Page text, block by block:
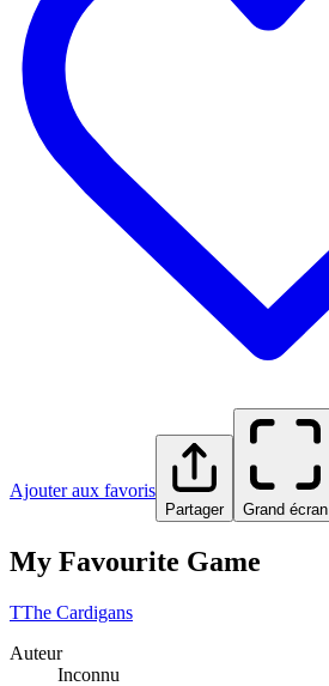
Ajouter aux favoris
Partager Grand écran
My Favourite Game
TThe Cardigans
Auteur
Inconnu